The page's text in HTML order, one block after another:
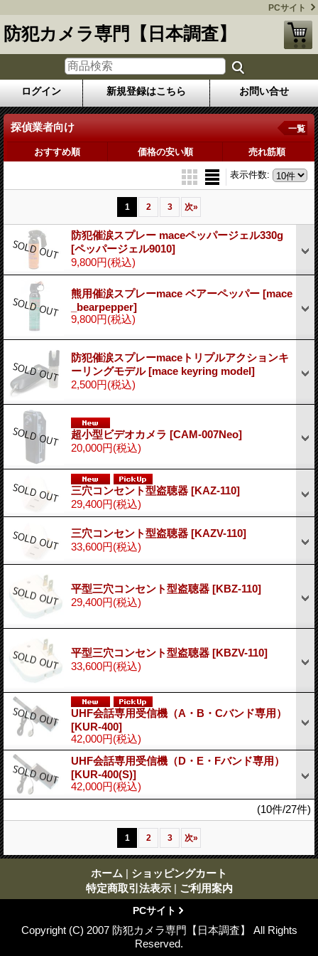
PCサイト
防犯カメラ専門【日本調査】
ログイン 新規登録はこちら お問い合せ
探偵業者向け 一覧
おすすめ順 価格の安い順 売れ筋順
表示件数:
1 2 3 次»
防犯催涙スプレー maceペッパージェル330g
[ペッパージェル9010]
9,800円(税込)
熊用催涙スプレーmace ベアーペッパー [mace
_bearpepper]
9,800円(税込)
防犯催涙スプレーmaceトリプルアクションキ
ーリングモデル[mace keyring model]
2,500円(税込)
超小型ビデオカメラ [CAM-007Neo]
20,000円(税込)
三穴コンセント型盗聴器 [KAZ-110]
29,400円(税込)
三穴コンセント型盗聴器 [KAZV-110]
33,600円(税込)
平型三穴コンセント型盗聴器 [KBZ-110]
29,400円(税込)
平型三穴コンセント型盗聴器 [KBZV-110]
33,600円(税込)
UHF会話専用受信機（A・B・Cバンド専用）
[KUR-400]
42,000円(税込)
UHF会話専用受信機（D・E・Fバンド専用）
[KUR-400(S)]
42,000円(税込)
(10件/27件)
1 2 3 次»
ホーム | ショッピングカート
特定商取引法表示 | ご利用案内
PCサイト
Copyright (C) 2007 防犯カメラ専門【日本調査】 All Rights
Reserved.